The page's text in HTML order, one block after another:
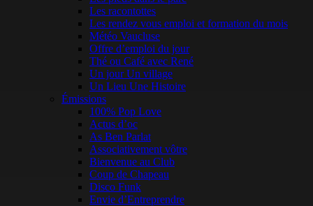
Les racontottes
Les rendez vous emploi et formation du mois
Météo Vaucluse
Offre d’emploi du jour
Thé ou Café avec René
Un jour Un village
Un Lieu Une Histoire
Émissions
100% Pop Love
Actus d’oc
As Ben Parlat
Associativement vôtre
Bienvenue au Club
Coup de Chapeau
Disco Funk
Envie d’Entreprendre